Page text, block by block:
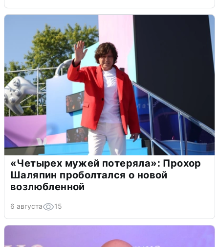
«Четырех мужей потеряла»: Прохор
Шаляпин проболтался о новой
возлюбленной
6 августа 15